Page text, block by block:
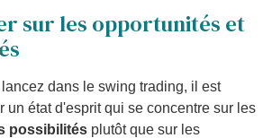
sur les opportunités et
dans le swing trading, il est
un état d'esprit qui se concentre sur les
possibilités plutôt que sur les